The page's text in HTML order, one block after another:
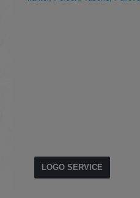
LOGO SERVICE